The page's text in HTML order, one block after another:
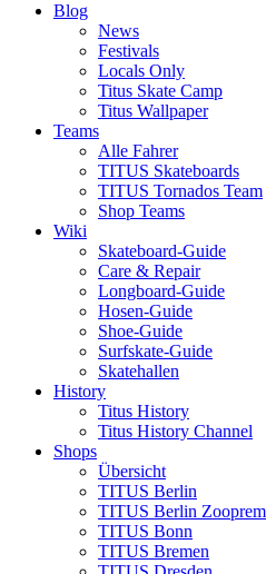
Blog
News
Festivals
Locals Only
Titus Skate Camp
Titus Wallpaper
Teams
Alle Fahrer
TITUS Skateboards
TITUS Tornados Team
Shop Teams
Wiki
Skateboard-Guide
Care & Repair
Longboard-Guide
Hosen-Guide
Shoe-Guide
Surfskate-Guide
Skatehallen
History
Titus History
Titus History Channel
Shops
Übersicht
TITUS Berlin
TITUS Berlin
TITUS Bonn
TITUS Bremen